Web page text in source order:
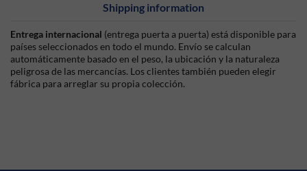
Shipping information
Entrega internacional (entrega puerta a puerta) está disponible para
países seleccionados en todo el mundo. Envío se calculan
automáticamente basado en el peso, la ubicación y la naturaleza
peligrosa de las mercancías. Los clientes también pueden elegir
fábrica para arreglar su propia colección.